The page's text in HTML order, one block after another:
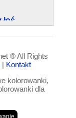
łoś
® All Rights
| Kontakt
kolorowanki,
dla